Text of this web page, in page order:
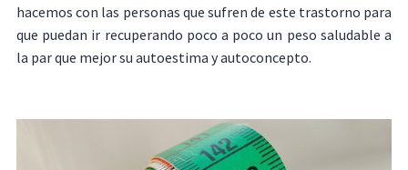
hacemos con las personas que sufren de este trastorno para
que puedan ir recuperando poco a poco un peso saludable a
la par que mejor su autoestima y autoconcepto.